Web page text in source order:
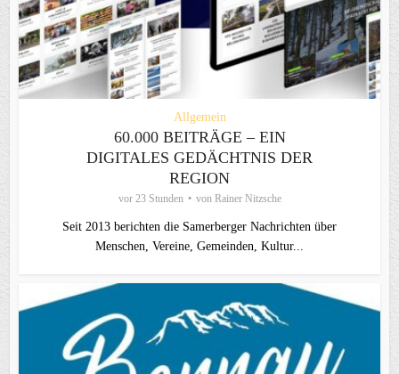
Allgemein
60.000 BEITRÄGE – EIN
DIGITALES GEDÄCHTNIS DER
REGION
vor 23 Stunden von Rainer Nitzsche
Seit 2013 berichten die Samerberger Nachrichten über
Menschen, Vereine, Gemeinden, Kultur...